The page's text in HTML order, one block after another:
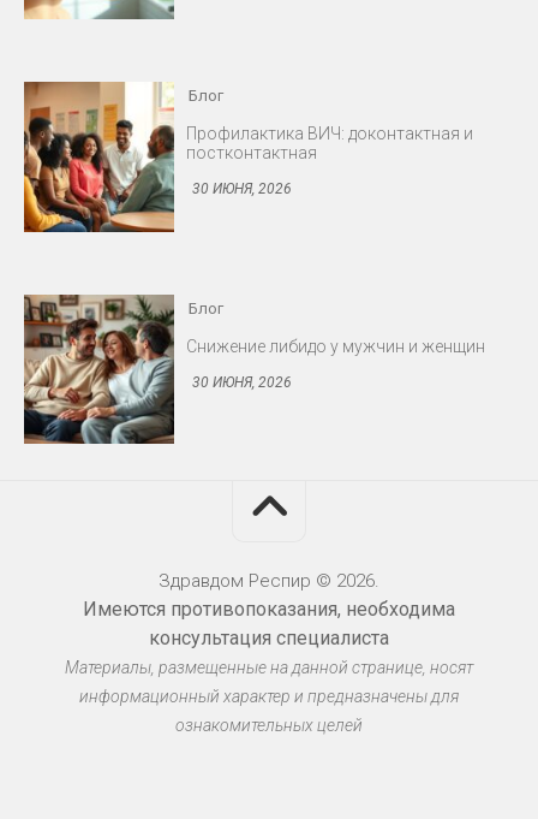
30 ИЮНЯ, 2026
30 ИЮНЯ, 2026
Блог
Миома матки: когда оперировать
30 ИЮНЯ, 2026
Здравдом Респир © 2026.
Имеются противопоказания, необходима
консультация специалиста
Материалы, размещенные на данной странице, носят
информационный характер и предназначены для
ознакомительных целей